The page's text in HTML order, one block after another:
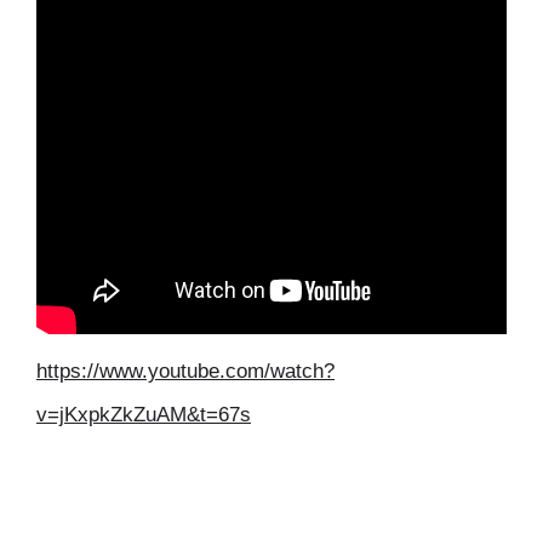
https://www.youtube.com/watch?
v=jKxpkZkZuAM&t=67s